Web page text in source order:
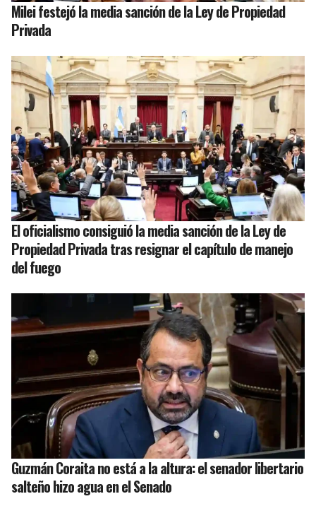
Milei festejó la media sanción de la Ley de Propiedad
Privada
El oficialismo consiguió la media sanción de la Ley de
Propiedad Privada tras resignar el capítulo de manejo
del fuego
Guzmán Coraita no está a la altura: el senador libertario
salteño hizo agua en el Senado